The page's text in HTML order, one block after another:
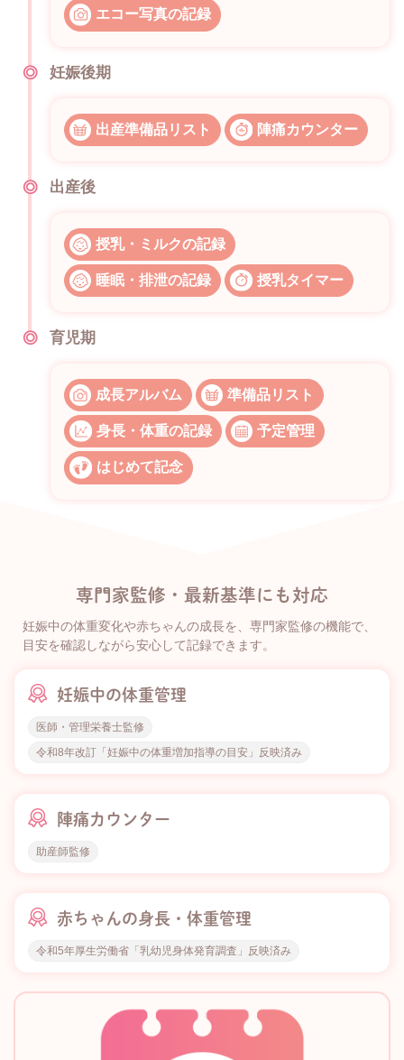
エコー写真の記録
妊娠後期
出産準備品リスト 陣痛カウンター
出産後
授乳・ミルクの記録
睡眠・排泄の記録 授乳タイマー
育児期
成長アルバム 準備品リスト
身長・体重の記録 予定管理
はじめて記念
専門家監修・最新基準にも対応
妊娠中の体重変化や赤ちゃんの成長を、専門家監修の機能で、
目安を確認しながら安心して記録できます。
妊娠中の体重管理
医師・管理栄養士監修
令和8年改訂「妊娠中の体重増加指導の目安」反映済み
陣痛カウンター
助産師監修
赤ちゃんの身長・体重管理
令和5年厚生労働省「乳幼児身体発育調査」反映済み